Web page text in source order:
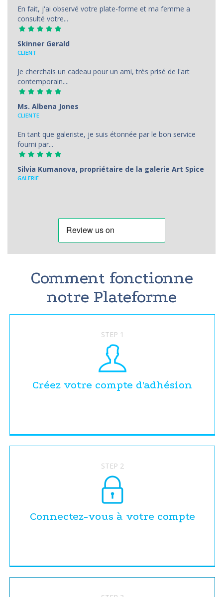
En fait, j'ai observé votre plate-forme et ma femme a
consulté votre...
Skinner Gerald
CLIENT
Je cherchais un cadeau pour un ami, très prisé de l'art
contemporain....
Ms. Albena Jones
CLIENTE
En tant que galeriste, je suis étonnée par le bon service
fourni par...
Silvia Kumanova, propriétaire de la galerie Art Spice
GALERIE
Comment fonctionne
notre Plateforme
STEP 1
Créez votre compte d'adhésion
STEP 2
Connectez-vous à votre compte